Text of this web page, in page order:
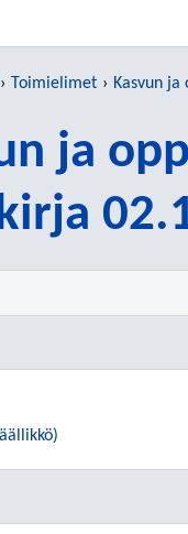
Toimielimet Kasvun
ja